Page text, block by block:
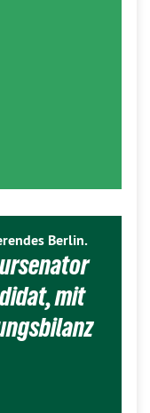
Berlin.
mit